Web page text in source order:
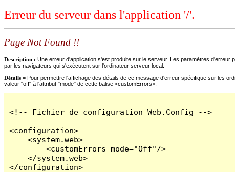
Erreur du serveur dans l'application '/'.
Page Not Found !!
Description : Une erreur d'application s'est produite sur le serveur. Les paramètres d'erreur
par les navigateurs qui s'exécutent sur l'ordinateur serveur local.
Détails = Pour permettre l'affichage des détails de ce message d'erreur spécifique sur les
valeur "off" à l'attribut "mode" de cette balise <customErrors>.
<!-- Fichier de configuration Web.Config -->
<configuration>
    <system.web>
        <customErrors mode="Off"/>
    </system.web>
</configuration>